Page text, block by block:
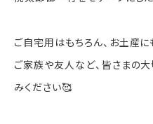
ご自宅用はもちろん、お土産に
ご家族や友人など、皆さまの
みください🥰